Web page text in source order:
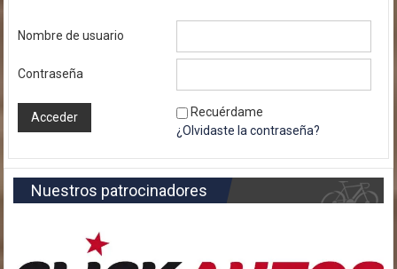
Nombre de usuario
Contraseña
Recuérdame
¿Olvidaste la contraseña?
Nuestros patrocinadores